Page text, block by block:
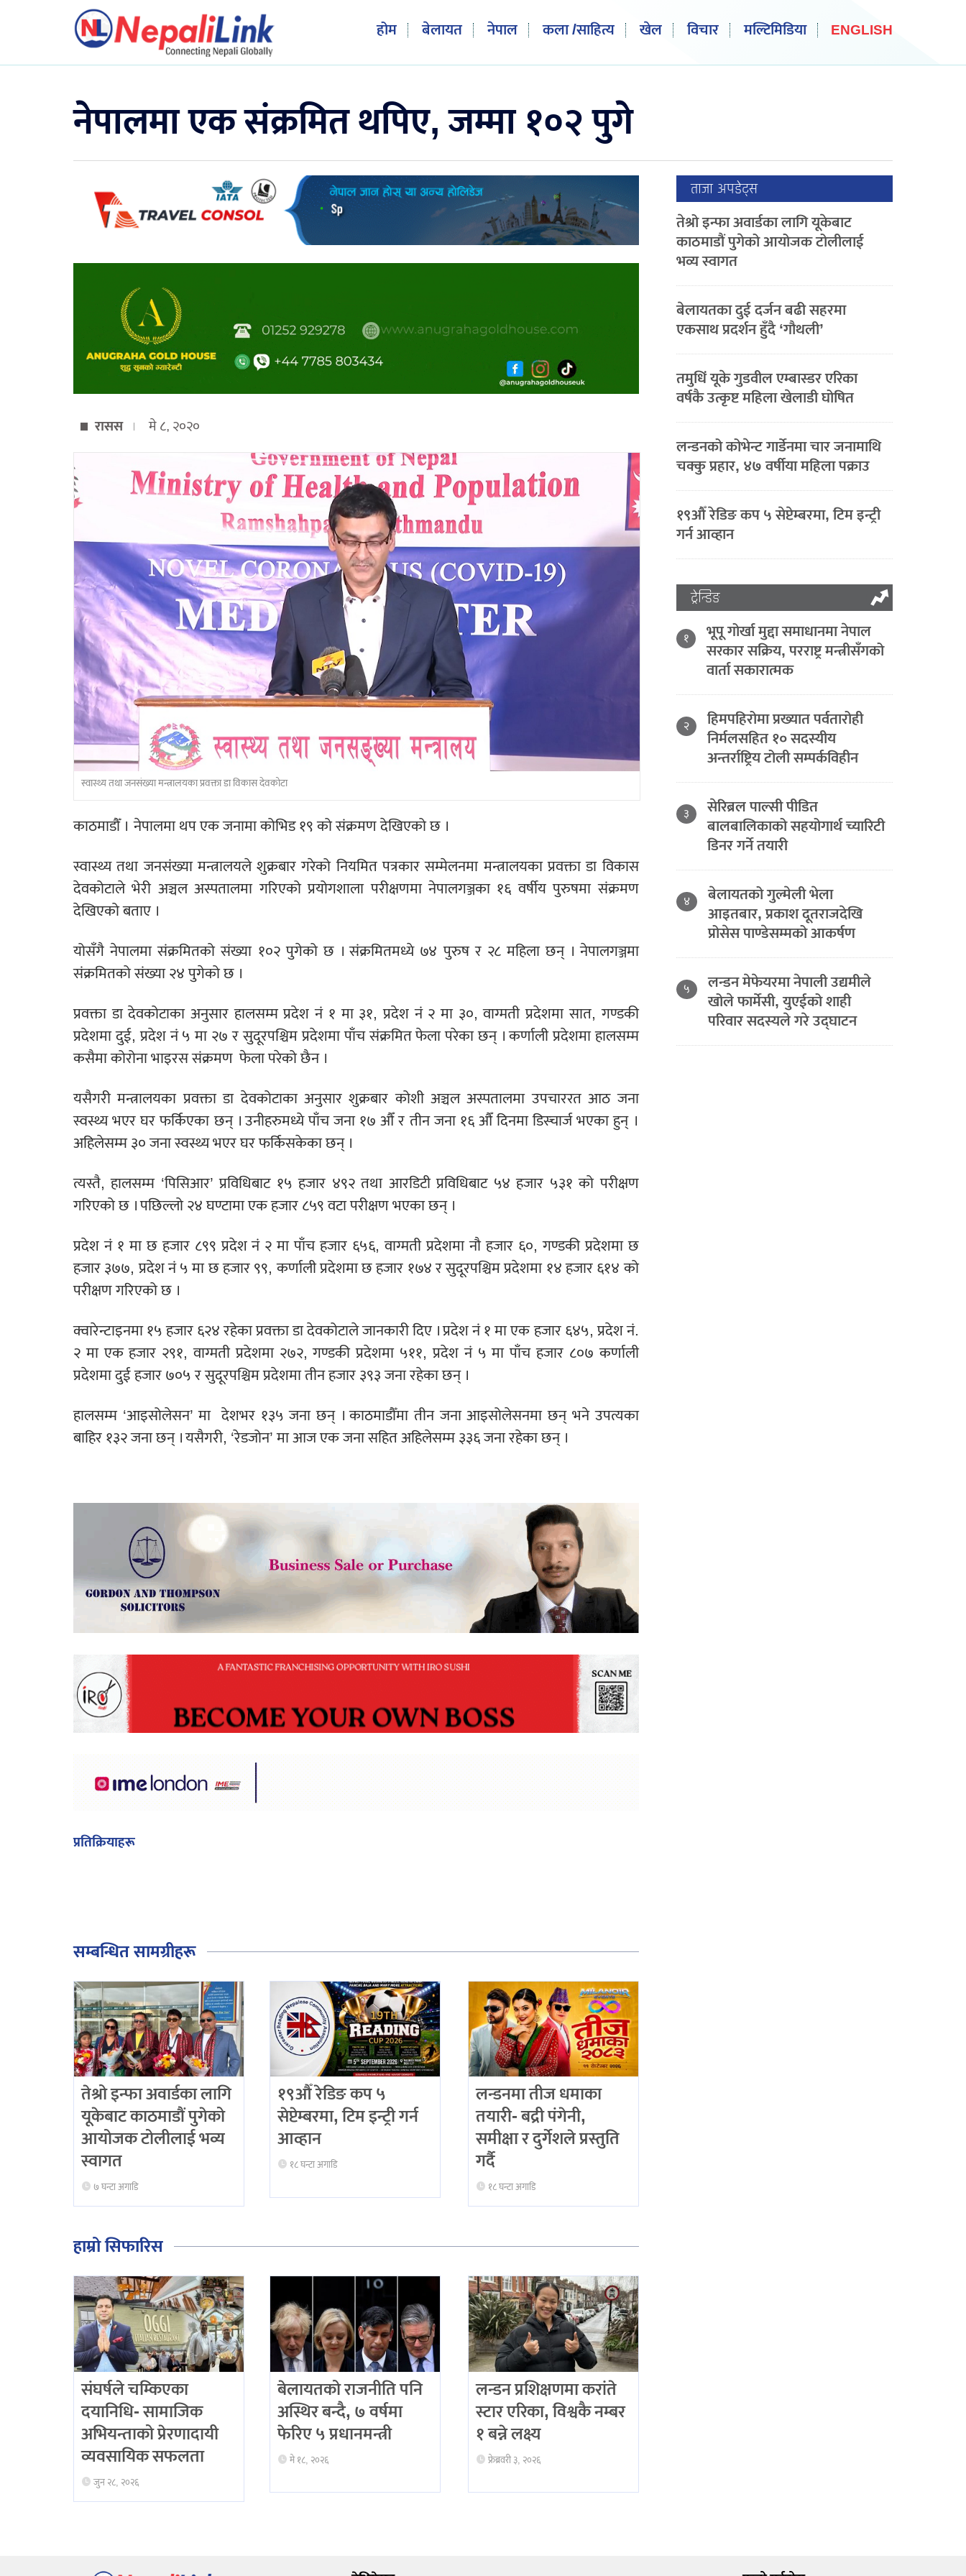
होम बेलायत नेपाल कला /साहित्य खेल विचार मल्टिमिडिया ENGLISH
नेपालमा एक संक्रमित थपिए, जम्मा १०२ पुगे
रासस मे ८, २०२०
स्वास्थ्य तथा जनसंख्या मन्त्रालयका प्रवक्ता डा विकास देवकोटा
काठमाडौँ । नेपालमा थप एक जनामा कोभिड १९ को संक्रमण देखिएको छ ।
स्वास्थ्य तथा जनसंख्या मन्त्रालयले शुक्रबार गरेको नियमित पत्रकार सम्मेलनमा मन्त्रालयका प्रवक्ता डा विकास
देवकोटाले भेरी अञ्चल अस्पतालमा गरिएको प्रयोगशाला परीक्षणमा नेपालगञ्जका १६ वर्षीय पुरुषमा संक्रमण
देखिएको बताए ।
योसँगै नेपालमा संक्रमितको संख्या १०२ पुगेको छ । संक्रमितमध्ये ७४ पुरुष र २८ महिला छन् । नेपालगञ्जमा
संक्रमितको संख्या २४ पुगेको छ ।
प्रवक्ता डा देवकोटाका अनुसार हालसम्म प्रदेश नं १ मा ३१, प्रदेश नं २ मा ३०, वाग्मती प्रदेशमा सात, गण्डकी
प्रदेशमा दुई, प्रदेश नं ५ मा २७ र सुदूरपश्चिम प्रदेशमा पाँच संक्रमित फेला परेका छन् । कर्णाली प्रदेशमा हालसम्म
कसैमा कोरोना भाइरस संक्रमण फेला परेको छैन ।
यसैगरी मन्त्रालयका प्रवक्ता डा देवकोटाका अनुसार शुक्रबार कोशी अञ्चल अस्पतालमा उपचाररत आठ जना
स्वस्थ्य भएर घर फर्किएका छन् । उनीहरुमध्ये पाँच जना १७ औँ र तीन जना १६ औँ दिनमा डिस्चार्ज भएका हुन् ।
अहिलेसम्म ३० जना स्वस्थ्य भएर घर फर्किसकेका छन् ।
त्यस्तै, हालसम्म ‘पिसिआर’ प्रविधिबाट १५ हजार ४९२ तथा आरडिटी प्रविधिबाट ५४ हजार ५३१ को परीक्षण
गरिएको छ । पछिल्लो २४ घण्टामा एक हजार ८५९ वटा परीक्षण भएका छन् ।
प्रदेश नं १ मा छ हजार ८९९ प्रदेश नं २ मा पाँच हजार ६५६, वाग्मती प्रदेशमा नौ हजार ६०, गण्डकी प्रदेशमा छ
हजार ३७७, प्रदेश नं ५ मा छ हजार ९९, कर्णाली प्रदेशमा छ हजार १७४ र सुदूरपश्चिम प्रदेशमा १४ हजार ६१४ को
परीक्षण गरिएको छ ।
क्वारेन्टाइनमा १५ हजार ६२४ रहेका प्रवक्ता डा देवकोटाले जानकारी दिए । प्रदेश नं १ मा एक हजार ६४५, प्रदेश नं.
२ मा एक हजार २९१, वाग्मती प्रदेशमा २७२, गण्डकी प्रदेशमा ५११, प्रदेश नं ५ मा पाँच हजार ८०७ कर्णाली
प्रदेशमा दुई हजार ७०५ र सुदूरपश्चिम प्रदेशमा तीन हजार ३९३ जना रहेका छन् ।
हालसम्म ‘आइसोलेसन’ मा देशभर १३५ जना छन् । काठमाडौँमा तीन जना आइसोलेसनमा छन् भने उपत्यका
बाहिर १३२ जना छन् । यसैगरी, ‘रेडजोन’ मा आज एक जना सहित अहिलेसम्म ३३६ जना रहेका छन् ।
प्रतिक्रियाहरू
सम्बन्धित सामग्रीहरू
तेश्रो इन्फा अवार्डका लागि
यूकेबाट काठमाडौं पुगेको
आयोजक टोलीलाई भव्य
स्वागत
७ घन्टा अगाडि
१९औँ रेडिङ कप ५
सेप्टेम्बरमा, टिम इन्ट्री गर्न
आव्हान
१८ घन्टा अगाडि
लन्डनमा तीज धमाका
तयारी- बद्री पंगेनी,
समीक्षा र दुर्गेशले प्रस्तुति
गर्दै
१८ घन्टा अगाडि
हाम्रो सिफारिस
संघर्षले चम्किएका
दयानिधि- सामाजिक
अभियन्ताको प्रेरणादायी
व्यवसायिक सफलता
जुन २८, २०२६
बेलायतको राजनीति पनि
अस्थिर बन्दै, ७ वर्षमा
फेरिए ५ प्रधानमन्त्री
मे १८, २०२६
लन्डन प्रशिक्षणमा करांते
स्टार एरिका, विश्वकै नम्बर
१ बन्ने लक्ष्य
फ्रेब्रवरी ३, २०२६
ताजा अपडेट्स
तेश्रो इन्फा अवार्डका लागि यूकेबाट
काठमाडौं पुगेको आयोजक टोलीलाई
भव्य स्वागत
बेलायतका दुई दर्जन बढी सहरमा
एकसाथ प्रदर्शन हुँदै ‘गौथली’
तमुधिं यूके गुडवील एम्बास्डर एरिका
वर्षकै उत्कृष्ट महिला खेलाडी घोषित
लन्डनको कोभेन्ट गार्डेनमा चार जनामाथि
चक्कु प्रहार, ४७ वर्षीया महिला पक्राउ
१९औँ रेडिङ कप ५ सेप्टेम्बरमा, टिम इन्ट्री
गर्न आव्हान
ट्रेन्डिङ
१ भूपू गोर्खा मुद्दा समाधानमा नेपाल
सरकार सक्रिय, परराष्ट्र मन्त्रीसँगको
वार्ता सकारात्मक
२ हिमपहिरोमा प्रख्यात पर्वतारोही
निर्मलसहित १० सदस्यीय
अन्तर्राष्ट्रिय टोली सम्पर्कविहीन
३ सेरिब्रल पाल्सी पीडित
बालबालिकाको सहयोगार्थ च्यारिटी
डिनर गर्ने तयारी
४ बेलायतको गुल्मेली भेला
आइतबार, प्रकाश दूतराजदेखि
प्रोसेस पाण्डेसम्मको आकर्षण
५ लन्डन मेफेयरमा नेपाली उद्यमीले
खोले फार्मेसी, युएईको शाही
परिवार सदस्यले गरे उद्घाटन